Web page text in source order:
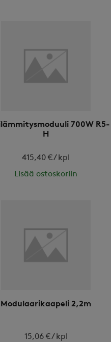
700W R5-
H
415,40 € / kpl
Lisää ostoskoriin
Modulaarikaapeli 2,2m
15,06 € / kpl